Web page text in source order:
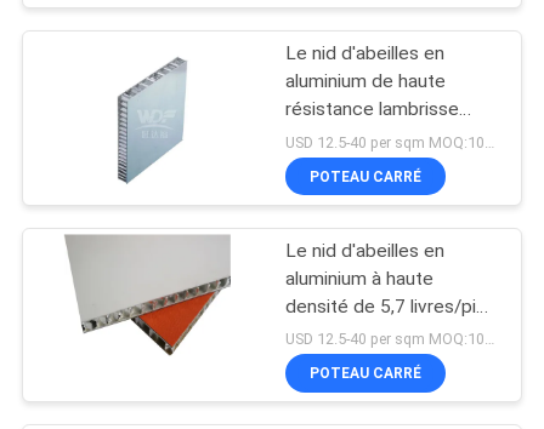
CONTRÔLE
QUALITÉ
CONTACTEZ-
NOUS
NOUVELLES
Le nid d'abeilles en
aluminium de haute
résistance lambrisse
10mm 15mm 20mm pour
l'utilisation extérieure
POTEAU CARRÉ
Le nid d'abeilles en
aluminium à haute
densité de 5,7 livres/pi3
lambrisse l'espace pour
des intérieurs d'avions
USD 12.5-40 per sqm MOQ:100sqm
POTEAU CARRÉ